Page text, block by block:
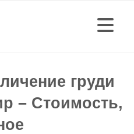
груди
– Стоимость,